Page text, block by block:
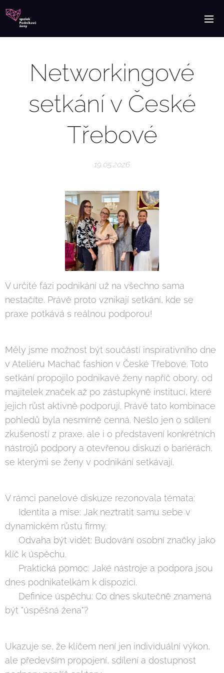
Networkingové
setkání v České
Třebové
19.05.2026
V určité fázi podnikání už na všechno sama
nestačíte. Právě proto vznikají setkání, kde se
praxe potkává s reálnou podporou! 🤝
Měly jsme možnost být součástí inspirativního dne
v Ateliéru Machač fashion v České Třebové. Toto
setkání propojilo podnikavé ženy napříč obory, od
majitelek značek až po zástupkyně institucí, které
jejich růst aktivně podporují. Právě tato kombinace
pohledů byla nesmírně cenná. Nešlo jen o sdílení
zkušeností z praxe, ale i o představení konkrétních
nástrojů podpory a otevřenou diskuzi o bariérách,
se kterými se ženy v podnikání setkávají.
V rámci panelové diskuze rezonovala témata:
✨ Identita a mise: Jak neztratit samu sebe v
dynamickém růstu firmy.
🚀 Odvaha být vidět: Budování osobní značky jako
klíč k úspěchu.
🛠️ Praktická pomoc: Jaké nástroje a podpora jsou
dnes podnikatelkám k dispozici.
🏆 Definice úspěchu: Co dnes skutečně znamená
být "úspěšná žena"?
Ukazuje se, že klíčem není jen individuální výkon,
ale především propojení, sdílení a dostupnost